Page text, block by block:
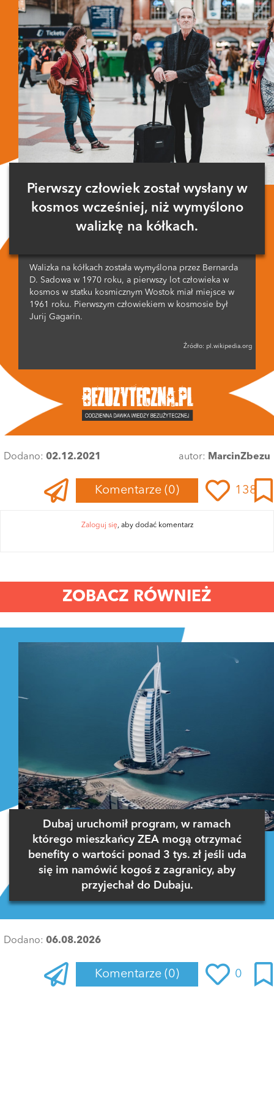
Pierwszy człowiek został wysłany w
kosmos wcześniej, niż wymyślono
walizkę na kółkach.
Walizka na kółkach została wymyślona przez Bernarda
D. Sadowa w 1970 roku, a pierwszy lot człowieka w
kosmos w statku kosmicznym Wostok miał miejsce w
1961 roku. Pierwszym człowiekiem w kosmosie był
Jurij Gagarin.
Źródło: pl.wikipedia.org
Dodano: 02.12.2021 autor: MarcinZbezu
Komentarze (0) 138
Zaloguj się, aby dodać komentarz
ZOBACZ RÓWNIEŻ
Dubaj uruchomił program, w ramach
którego mieszkańcy ZEA mogą otrzymać
benefity o wartości ponad 3 tys. zł jeśli uda
się im namówić kogoś z zagranicy, aby
przyjechał do Dubaju.
Dodano: 06.08.2026
Komentarze (0) 0